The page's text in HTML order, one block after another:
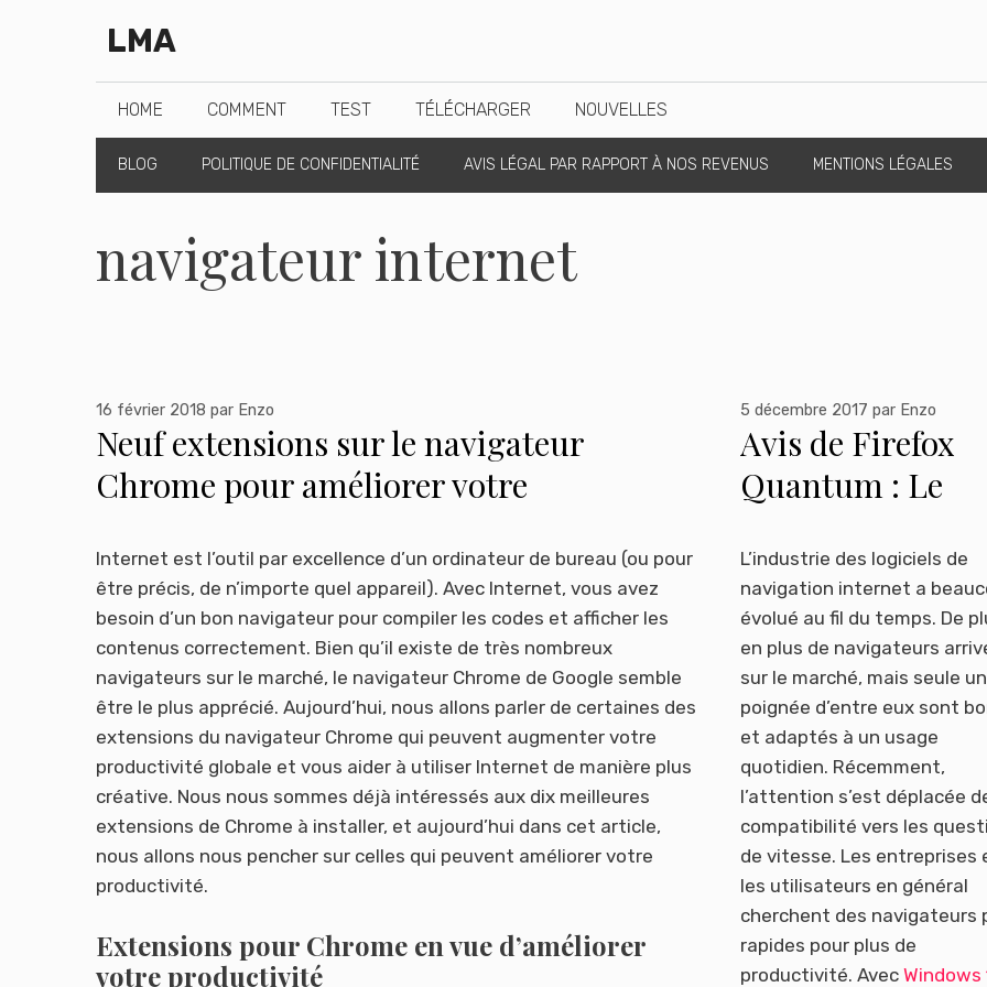
LMA
HOME COMMENT TEST TÉLÉCHARGER NOUVELLES
BLOG POLITIQUE DE CONFIDENTIALITÉ AVIS LÉGAL PAR RAPPORT À NOS REVENUS MENTIONS LÉGALES
navigateur internet
Neuf extensions sur le navigateur
Chrome pour améliorer votre
16 février 2018 par Enzo
Internet est l’outil par excellence d’un ordinateur de bureau (ou pour
être précis, de n’importe quel appareil). Avec Internet, vous avez
besoin d’un bon navigateur pour compiler les codes et afficher les
contenus correctement. Bien qu’il existe de très nombreux
navigateurs sur le marché, le navigateur Chrome de Google semble
être le plus apprécié. Aujourd’hui, nous allons parler de certaines des
extensions du navigateur Chrome qui peuvent augmenter votre
productivité globale et vous aider à utiliser Internet de manière plus
créative. Nous nous sommes déjà intéressés aux dix meilleures
extensions de Chrome à installer, et aujourd’hui dans cet article,
nous allons nous pencher sur celles qui peuvent améliorer votre
productivité.
Extensions pour Chrome en vue d’améliorer
votre productivité
Avis de Firefox
Quantum : Le
vous offre plus de
vitesse, d’options
de sécurité
5 décembre 2017 par Enzo
L’industrie des logiciels de
navigation internet a
évolué au fil du temps. De
en plus de navigateurs
sur le marché, mais seule
poignée d’entre eux sont
et adaptés à un usage
quotidien. Récemment,
l’attention s’est déplacée
compatibilité vers les
de vitesse. Les entreprises
les utilisateurs en général
cherchent des navigateurs
rapides pour plus de
productivité. Avec Windows